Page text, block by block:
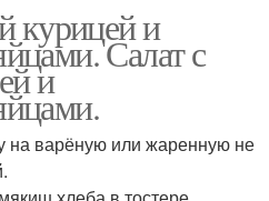
курицей и
Салат с
и
на варёную или жаренную не